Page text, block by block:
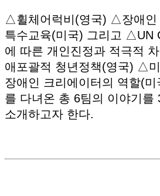
△휠체어럭비(영국) △장애
특수교육(미국) 그리고 △UN
에 따른 개인진정과 적극적
애포괄적 청년정책(영국) △
장애인 크리에이터의 역할(
를 다녀온 총 6팀의 이야기를
소개하고자 한다.